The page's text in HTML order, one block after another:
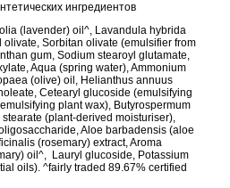
ингредиентов
(lavender) oil^, Lavandula hybrida
Sorbitan olivate (emulsifier from
gum, Sodium stearoyl glutamate,
Aqua (spring water), Ammonium
(olive) oil, Helianthus annuus
Cetearyl glucoside (emulsifying
plant wax), Butyrospermum
(plant-derived moisturiser),
Aloe barbadensis (aloe
(rosemary) extract, Aroma
oil^, Lauryl glucoside, Potassium
oils). ^fairly traded 89.67% certified